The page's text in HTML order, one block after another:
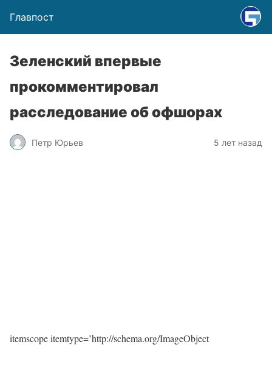
Главпост
Зеленский впервые
прокомментировал
расследование об офшорах
Петр Юрьев 5 лет назад
itemscope itemtype=’http://schema.org/ImageObject